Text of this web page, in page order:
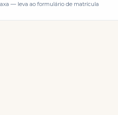
— leva ao formulário de matrícula